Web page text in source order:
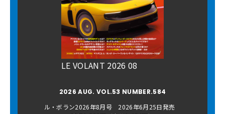
LE VOLANT 2026 08
2026 AUG. VOL.53 NUMBER.584
ル・ボラン2026年8月号 2026年6月25日発売